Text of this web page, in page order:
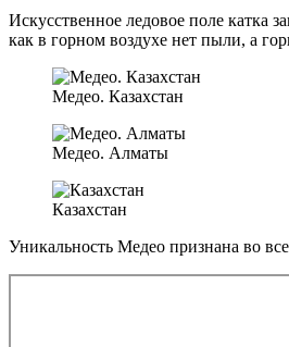
Искусственное ледовое поле катка
как в горном воздухе нет пыли, а
Медео. Казахстан
Медео. Алматы
Казахстан
Уникальность Медео признана во